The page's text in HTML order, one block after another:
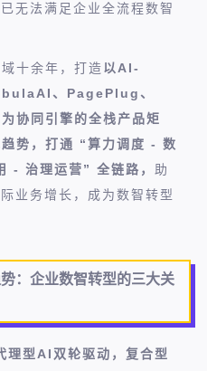
无法满足企业全流程数智
十余年，打造以AI-
、PagePlug、
同引擎的全栈产品矩
势，打通 “算力调度 - 数
- 治理运营” 全链路，
助
业务增长，成为数智转型
： 企业数智转型的三大关
型AI双轮驱动，复合型